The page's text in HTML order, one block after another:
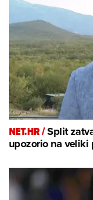
NET.HR /Split
upozorio na veliki